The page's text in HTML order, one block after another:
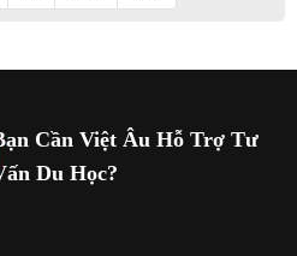
Cần Việt Âu Hỗ Trợ Tư
Du Học?